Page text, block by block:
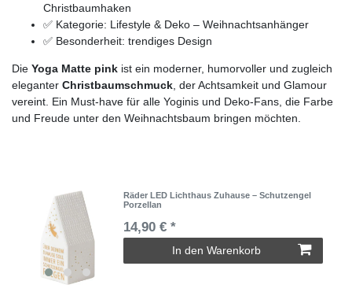
Christbaumhaken
✅ Kategorie: Lifestyle & Deko – Weihnachtsanhänger
✅ Besonderheit: trendiges Design
Die Yoga Matte pink ist ein moderner, humorvoller und zugleich
eleganter Christbaumschmuck , der Achtsamkeit und Glamour
vereint. Ein Must-have für alle Yoginis und Deko-Fans, die Farbe
und Freude unter den Weihnachtsbaum bringen möchten.
Räder LED Lichthaus Zuhause – Schutzengel
Porzellan
14,90 € *
In den Warenkorb